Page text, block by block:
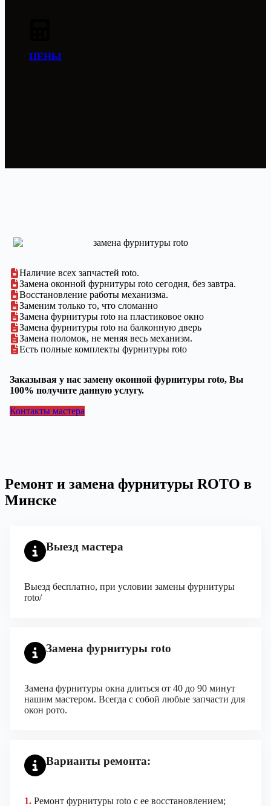
ЦЕНЫ
Наличие всех запчастей roto.
Замена оконной фурнитуры roto сегодня, без завтра.
Восстановление работы механизма.
Заменим только то, что сломанно
Замена фурнитуры roto на пластиковое окно
Замена фурнитуры roto на балконную дверь
Замена поломок, не меняя весь механизм.
Есть полные комплекты фурнитуры roto
Заказывая у нас замену оконной фурнитуры roto, Вы
100% получите данную услугу.
Контакты мастера
Ремонт и замена фурнитуры ROTO в
Минске
Выезд мастера
Выезд бесплатно, при условии замены фурнитуры
roto/
Замена фурнитуры roto
Замена фурнитуры окна длиться от 40 до 90 минут
нашим мастером. Всегда с собой любые запчасти для
окон рото.
Варианты ремонта:
1. Ремонт фурнитуры roto с ее восстановлением;